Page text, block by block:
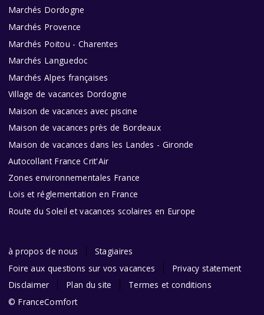
Marchés Dordogne
Marchés Provence
Marchés Poitou - Charentes
Marchés Languedoc
Marchés Alpes françaises
Village de vacances Dordogne
Maison de vacances avec piscine
Maison de vacances près de Bordeaux
Maison de vacances dans les Landes - Gironde
Autocollant France Crit'Air
Zones environnementales France
Lois et réglementation en France
Route du Soleil et vacances scolaires en Europe
à propos de nous
Stagiaires
Foire aux questions sur vos vacances
Privacy statement
Disclaimer
Plan du site
Termes et conditions
© FranceComfort